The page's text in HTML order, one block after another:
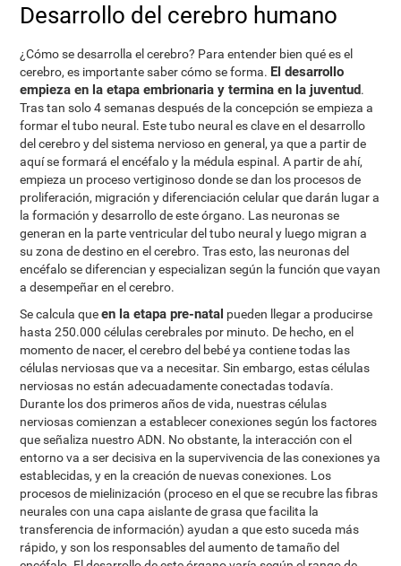
Desarrollo del cerebro humano
¿Cómo se desarrolla el cerebro? Para entender bien qué es el
cerebro, es importante saber cómo se forma. El desarrollo
empieza en la etapa embrionaria y termina en la juventud.
Tras tan solo 4 semanas después de la concepción se empieza a
formar el tubo neural. Este tubo neural es clave en el desarrollo
del cerebro y del sistema nervioso en general, ya que a partir de
aquí se formará el encéfalo y la médula espinal. A partir de ahí,
empieza un proceso vertiginoso donde se dan los procesos de
proliferación, migración y diferenciación celular que darán lugar a
la formación y desarrollo de este órgano. Las neuronas se
generan en la parte ventricular del tubo neural y luego migran a
su zona de destino en el cerebro. Tras esto, las neuronas del
encéfalo se diferencian y especializan según la función que vayan
a desempeñar en el cerebro.
Se calcula queen la etapa pre-natal pueden llegar a producirse
hasta 250.000 células cerebrales por minuto. De hecho, en el
momento de nacer, el cerebro del bebé ya contiene todas las
células nerviosas que va a necesitar. Sin embargo, estas células
nerviosas no están adecuadamente conectadas todavía.
Durante los dos primeros años de vida, nuestras células
nerviosas comienzan a establecer conexiones según los factores
que señaliza nuestro ADN. No obstante, la interacción con el
entorno va a ser decisiva en la supervivencia de las conexiones ya
establecidas, y en la creación de nuevas conexiones. Los
procesos de mielinización (proceso en el que se recubre las fibras
neurales con una capa aislante de grasa que facilita la
transferencia de información) ayudan a que esto suceda más
rápido, y son los responsables del aumento de tamaño del